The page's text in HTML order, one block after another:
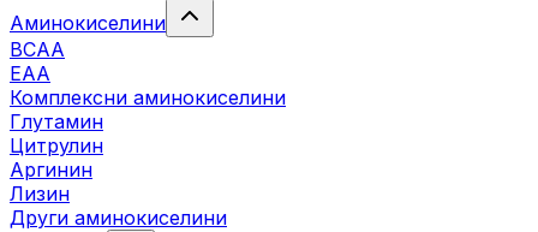
Аминокиселини
BCAA
EAA
Комплексни аминокиселини
Глутамин
Цитрулин
Аргинин
Лизин
Други аминокиселини